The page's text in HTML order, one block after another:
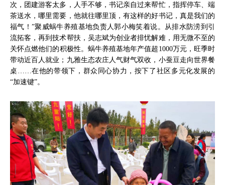
次，团建游客太多，人手不够，书记亲自过来帮忙，指挥停车、端
茶送水，哪里需要，他就往哪里顶，有这样的好书记，真是我们的
福气！”聚威蜗牛养殖基地负责人郭小梅笑着说。从排水防涝到引
流拓客，再到技术帮扶，吴志斌为创业者排忧解难，用无微不至的
关怀点燃他们的积极性。蜗牛养殖基地年产值超1000万元，旺季时
带动近百人就业；九雅生态农庄人气财气双收，小蚕豆走向世界餐
桌……在他的带领下，群众同心协力，按下了社区多元化发展的
“加速键”。